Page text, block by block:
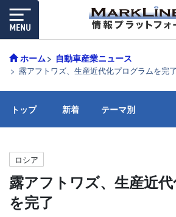
ホーム 自動車産業ニュース
露アフトワズ、生産近代化プログラムを完了
トップ 新着 テーマ別
ロシア
露アフトワズ、生産近
を完了